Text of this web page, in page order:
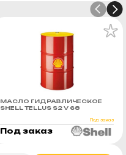
МАСЛО ГИДРАВЛИЧЕСКОЕ
SHELL TELLUS S2 V 68
Под заказ
Под заказ